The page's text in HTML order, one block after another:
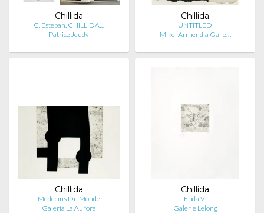
Chillida
C. Esteban. CHILLIDA…
Patrice Jeudy
Chillida
UNTITLED
Mikel Armendia Galle…
Chillida
Medecins Du Monde
Galería La Aurora
Chillida
Enda VI
Galerie Lelong